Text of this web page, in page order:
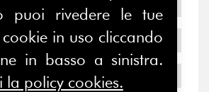
2007
2006
puoi rivedere le tue
cookie in uso cliccando
in basso a sinistra.
la policy cookies.